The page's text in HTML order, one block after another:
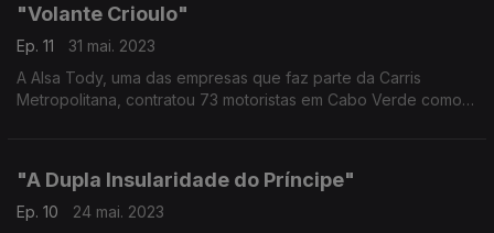
"Volante Crioulo"
Ep. 11
31 mai. 2023
A Alsa Tody, uma das empresas que faz parte da Carris
Metropolitana, contratou 73 motoristas em Cabo Verde como
"A Dupla Insularidade do Príncipe"
Ep. 10
24 mai. 2023